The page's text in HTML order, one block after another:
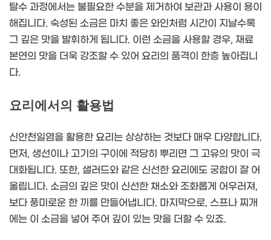
탈수 과정에서는 불필요한 수분을 제거하여 보관과 사용이 용이
해집니다. 숙성된 소금은 마치 좋은 와인처럼 시간이 지날수록
그 깊은 맛을 발휘하게 됩니다. 이런 소금을 사용할 경우, 재료
본연의 맛을 더욱 강조할 수 있어 요리의 품격이 한층 높아집니
다.
요리에서의 활용법
신안천일염을 활용한 요리는 상상하는 것보다 매우 다양합니다.
먼저, 생선이나 고기의 구이에 적당히 뿌리면 그 고유의 맛이 극
대화됩니다. 또한, 샐러드와 같은 신선한 요리에도 궁합이 잘 어
울립니다. 소금의 깊은 맛이 신선한 채소와 조화롭게 어우러져,
보다 풍미로운 한 끼를 만들어냅니다. 마지막으로, 스프나 찌개
에는 이 소금을 넣어 주어 깊이 있는 맛을 더할 수 있죠.